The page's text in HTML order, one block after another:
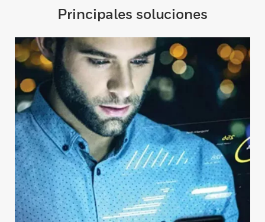
Principales soluciones